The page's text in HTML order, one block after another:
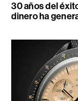
30 años del
dinero ha